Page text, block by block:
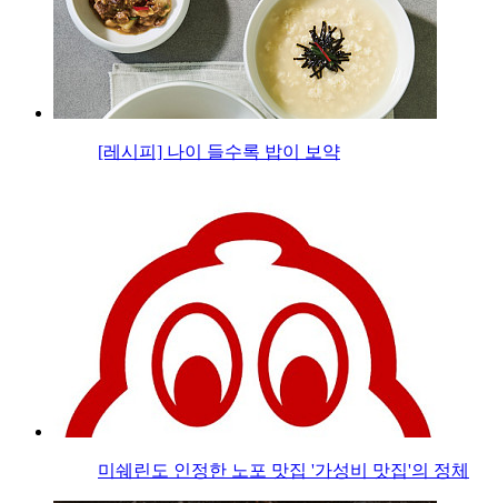
[레시피] 나이 들수록 밥이 보약
미쉐린도 인정한 노포 맛집 '가성비 맛집'의 정체